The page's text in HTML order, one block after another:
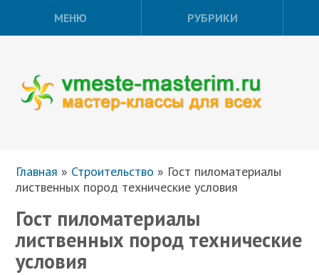
МЕНЮ РУБРИКИ
Главная » Строительство » Гост пиломатериалы
лиственных пород технические условия
Гост пиломатериалы
лиственных пород технические
условия